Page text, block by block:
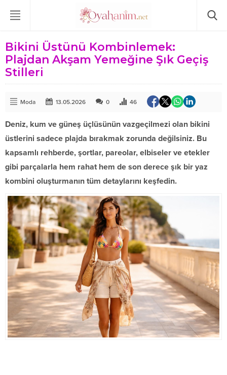
Bikini Üstünü Kombinlemek:
Plajdan Akşam Yemeğine Şık Geçiş
Stilleri
Moda 13.05.2026 0 46
Deniz, kum ve güneş üçlüsünün vazgeçilmezi olan bikini
üstlerini sadece plajda bırakmak zorunda değilsiniz. Bu
kapsamlı rehberde, şortlar, pareolar, elbiseler ve etekler
gibi parçalarla hem rahat hem de son derece şık bir yaz
kombini oluşturmanın tüm detaylarını keşfedin.